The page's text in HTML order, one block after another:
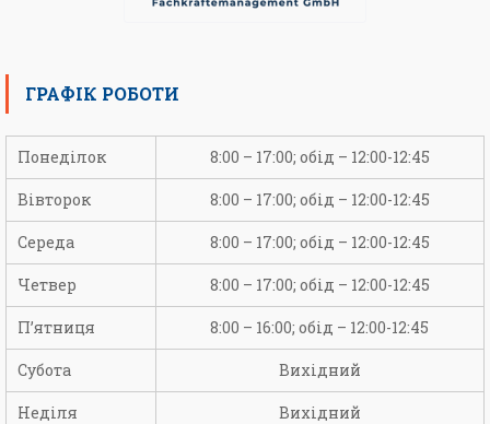
ГРАФІК РОБОТИ
Понеділок 8:00 – 17:00; обід – 12:00-12:45
Вівторок 8:00 – 17:00; обід – 12:00-12:45
Середа 8:00 – 17:00; обід – 12:00-12:45
Четвер 8:00 – 17:00; обід – 12:00-12:45
П’ятниця 8:00 – 16:00; обід – 12:00-12:45
Субота Вихідний
Неділя Вихідний